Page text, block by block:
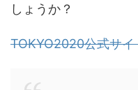
しょうか？
TOKYO2020公式サイ